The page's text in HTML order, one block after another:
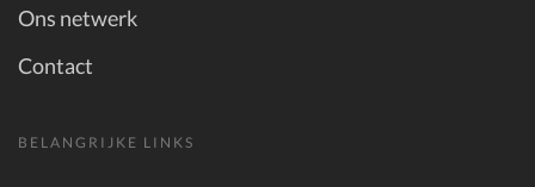
Ons netwerk
Contact
BELANGRIJKE LINKS